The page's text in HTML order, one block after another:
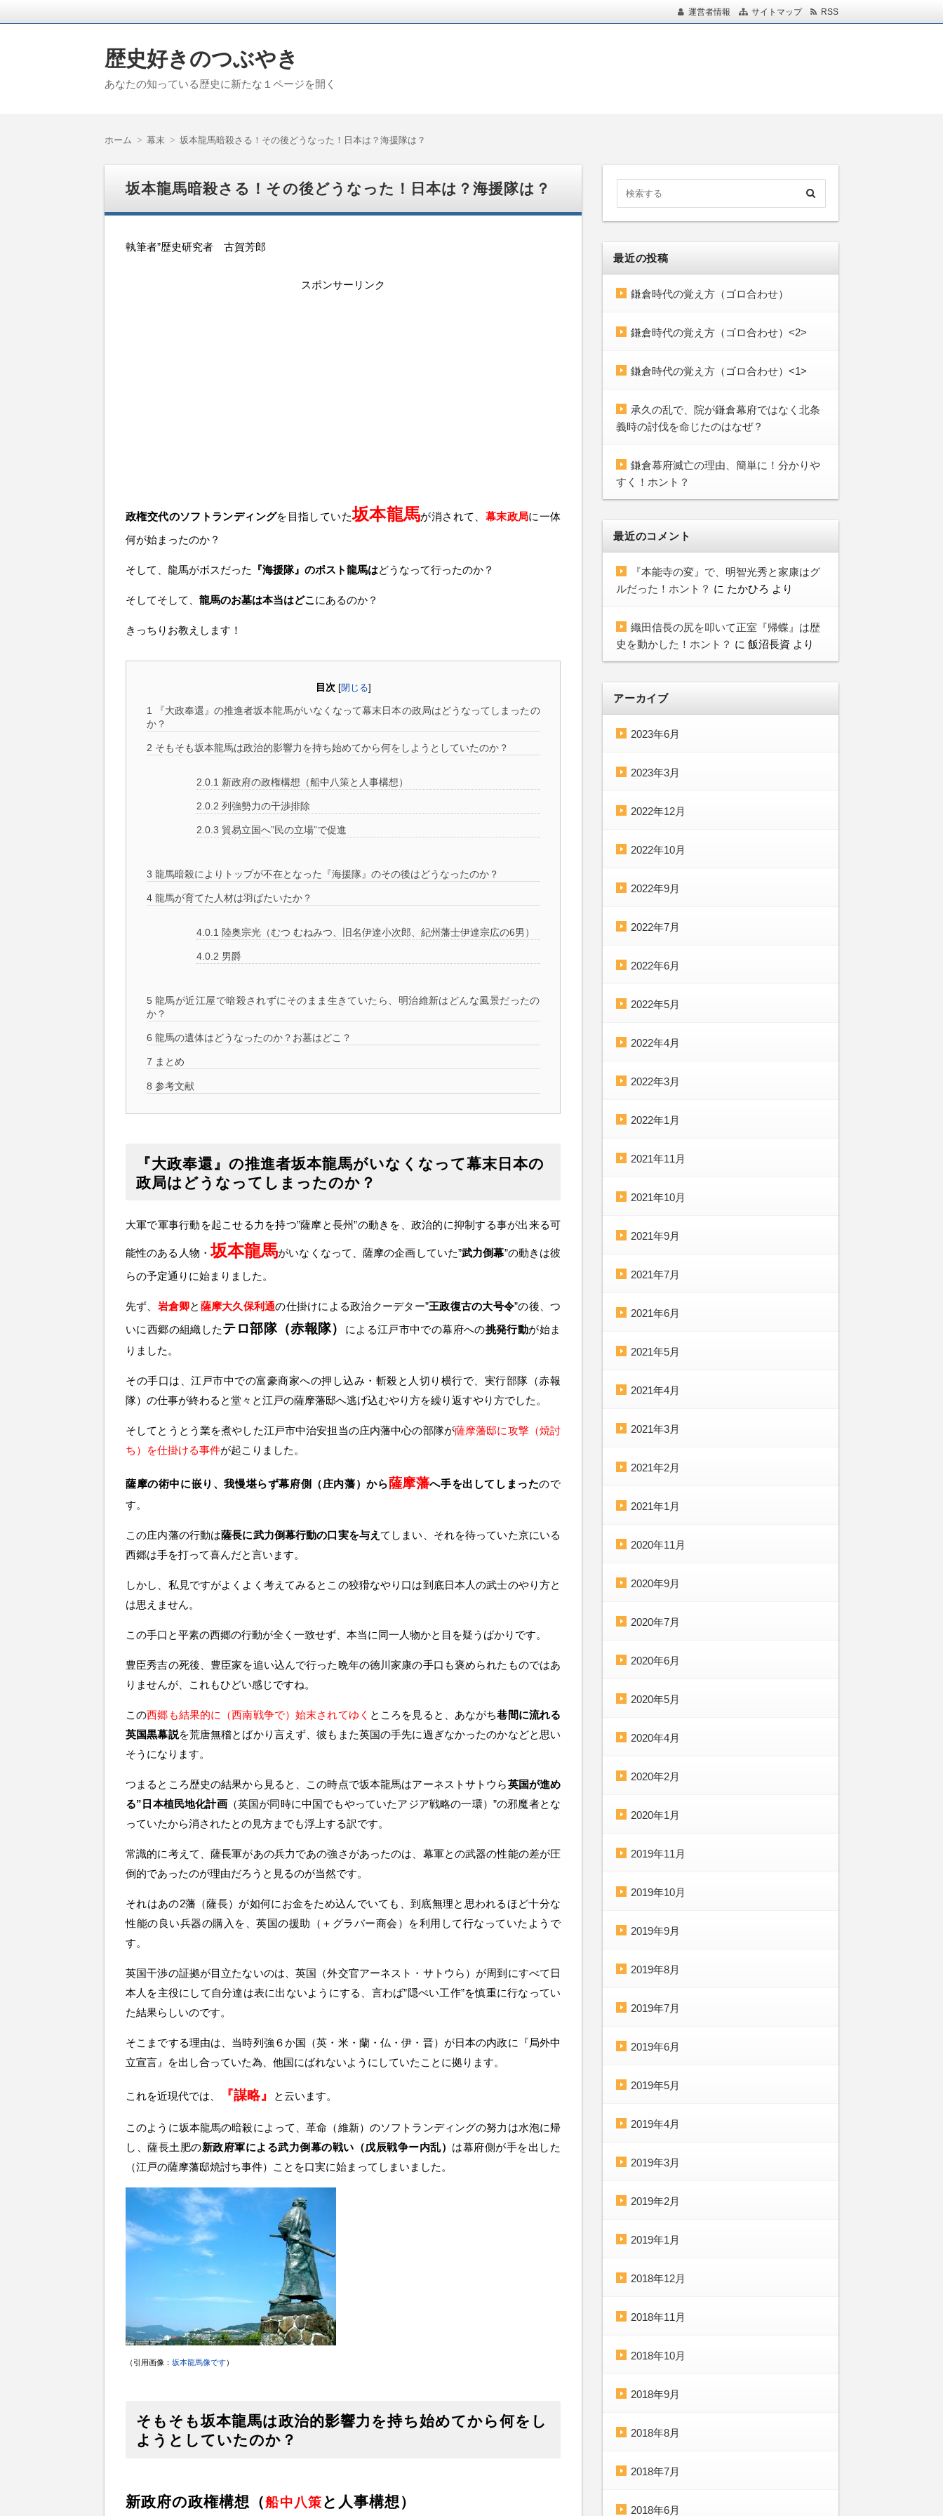
運営者情報 サイトマップ RSS
歴史好きのつぶやき
あなたの知っている歴史に新たな１ページを開く
ホーム 幕末 坂本龍馬暗殺さる！その後どうなった！日本は？海援隊は？
坂本龍馬暗殺さる！その後どうなった！日本は？海援隊は？
執筆者”歴史研究者 古賀芳郎
スポンサーリンク
政権交代のソフトランディングを目指していた坂本龍馬が消されて、 幕末政局に一体
何が始まったのか？
そして、龍馬がボスだった 『海援隊』のポスト龍馬はどうなって行ったのか？
そしてそして、 龍馬のお墓は本当はどこ にあるのか？
きっちりお教えします！
目次 [閉じる]
1 『大政奉還』の推進者坂本龍馬がいなくなって幕末日本の政局はどうなってしまったの
か？
2 そもそも坂本龍馬は政治的影響力を持ち始めてから何をしようとしていたのか？
2.0.1 新政府の政権構想（船中八策と人事構想）
2.0.2 列強勢力の干渉排除
2.0.3 貿易立国へ”民の立場”で促進
3 龍馬暗殺によりトップが不在となった『海援隊』のその後はどうなったのか？
4龍馬が育てた人材は羽ばたいたか？
4.0.1 陸奥宗光（むつ むねみつ、旧名伊達小次郎、紀州藩士伊達宗広の6男）
4.0.2 男爵
5龍馬が近江屋で暗殺されずにそのまま生きていたら、明治維新はどんな風景だったの
か？
6 龍馬の遺体はどうなったのか？お墓はどこ？
7 まとめ
8 参考文献
『大政奉還』の推進者坂本龍馬がいなくなって幕末日本の
政局はどうなってしまったのか？
大軍で軍事行動を起こせる力を持つ”薩摩と長州”の動きを、政治的に抑制する事が出来る可
能性のある人物・坂本龍馬がいなくなって、薩摩の企画していた”武力倒幕”の動きは彼
らの予定通りに始まりました。
先ず、 岩倉卿と 薩摩大久保利通の仕掛けによる政治クーデター”王政復古の大号令”の後、つ
いに西郷の組織したテロ部隊（赤報隊） による江戸市中での幕府への挑発行動が始ま
りました。
その手口は、江戸市中での富豪商家への押し込み・斬殺と人切り横行で、実行部隊（赤報
隊）の仕事が終わると堂々と江戸の薩摩藩邸へ逃げ込むやり方を繰り返すやり方でした。
そしてとうとう業を煮やした江戸市中治安担当の庄内藩中心の部隊が薩摩藩邸に攻撃（焼討
ち）を仕掛ける事件が起こりました。
薩摩の術中に嵌り、我慢堪らず幕府側（庄内藩）から薩摩藩へ手を出してしまったので
す。
この庄内藩の行動は薩長に武力倒幕行動の口実を与え てしまい、それを待っていた京にいる
西郷は手を打って喜んだと言います。
しかし、私見ですがよくよく考えてみるとこの狡猾なやり口は到底日本人の武士のやり方と
は思えません。
この手口と平素の西郷の行動が全く一致せず、本当に同一人物かと目を疑うばかりです。
豊臣秀吉の死後、豊臣家を追い込んで行った晩年の徳川家康の手口も褒められたものではあ
りませんが、これもひどい感じですね。
この西郷も結果的に（西南戦争で）始末されてゆく ところを見ると、あながち巷間に流れる
英国黒幕説を荒唐無稽とばかり言えず、彼もまた英国の手先に過ぎなかったのかなどと思い
そうになります。
つまるところ歴史の結果から見ると、この時点で坂本龍馬はアーネストサトウら英国が進め
る”日本植民地化計画（英国が同時に中国でもやっていたアジア戦略の一環）”の邪魔者とな
っていたから消されたとの見方までも浮上する訳です。
常識的に考えて、薩長軍があの兵力であの強さがあったのは、幕軍との武器の性能の差が圧
倒的であったのが理由だろうと見るのが当然です。
それはあの2藩（薩長）が如何にお金をため込んでいても、到底無理と思われるほど十分な
性能の良い兵器の購入を、英国の援助（＋グラバー商会）を利用して行なっていたようで
す。
英国干渉の証拠が目立たないのは、英国（外交官アーネスト・サトウら）が周到にすべて日
本人を主役にして自分達は表に出ないようにする、言わば”隠ぺい工作”を慎重に行なってい
た結果らしいのです。
そこまでする理由は、当時列強６か国（英・米・蘭・仏・伊・晋）が日本の内政に『局外中
立宣言』を出し合っていた為、他国にばれないようにしていたことに拠ります。
これを近現代では、 『謀略』 と云います。
このように坂本龍馬の暗殺によって、革命（維新）のソフトランディングの努力は水泡に帰
し、薩長土肥の新政府軍による武力倒幕の戦い（戊辰戦争ー内乱） は幕府側が手を出した
（江戸の薩摩藩邸焼討ち事件）ことを口実に始まってしまいました。
（引用画像： 坂本龍馬像です）
そもそも坂本龍馬は政治的影響力を持ち始めてから何をし
ようとしていたのか？
新政府の政権構想（船中八策と人事構想）
最近の投稿
鎌倉時代の覚え方（ゴロ合わせ）
鎌倉時代の覚え方（ゴロ合わせ）<2>
鎌倉時代の覚え方（ゴロ合わせ）<1>
承久の乱で、院が鎌倉幕府ではなく北条
義時の討伐を命じたのはなぜ？
鎌倉幕府滅亡の理由、簡単に！分かりや
すく！ホント？
最近のコメント
『本能寺の変』で、明智光秀と家康はグ
ルだった！ホント？ に たかひろ より
織田信長の尻を叩いて正室『帰蝶』は歴
史を動かした！ホント？ に 飯沼長資 より
アーカイブ
2023年6月
2023年3月
2022年12月
2022年10月
2022年9月
2022年7月
2022年6月
2022年5月
2022年4月
2022年3月
2022年1月
2021年11月
2021年10月
2021年9月
2021年7月
2021年6月
2021年5月
2021年4月
2021年3月
2021年2月
2021年1月
2020年11月
2020年9月
2020年7月
2020年6月
2020年5月
2020年4月
2020年2月
2020年1月
2019年11月
2019年10月
2019年9月
2019年8月
2019年7月
2019年6月
2019年5月
2019年4月
2019年3月
2019年2月
2019年1月
2018年12月
2018年11月
2018年10月
2018年9月
2018年8月
2018年7月
2018年6月